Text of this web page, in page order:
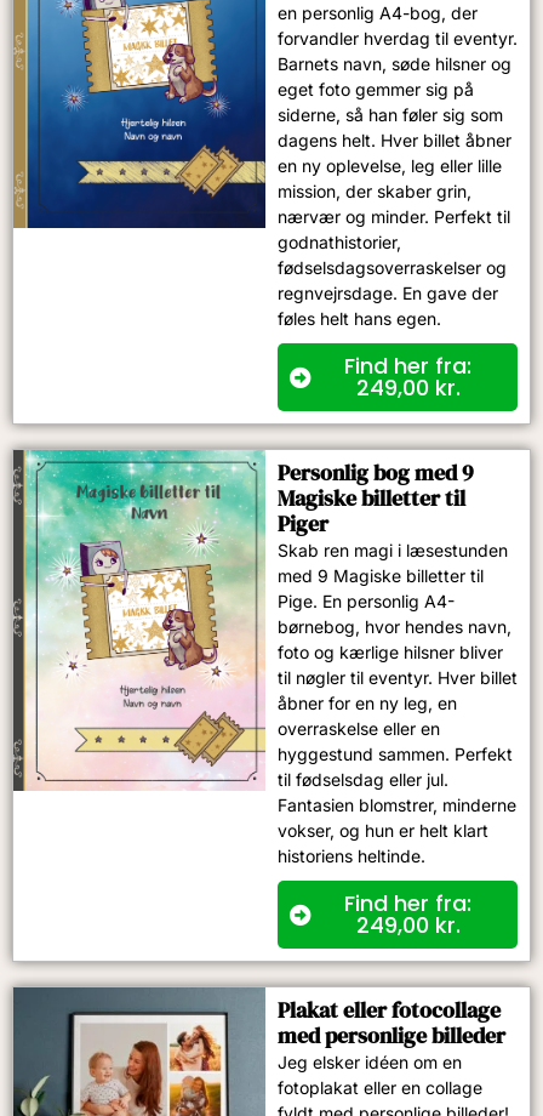
en personlig A4-bog, der
forvandler hverdag til eventyr.
Barnets navn, søde hilsner og
eget foto gemmer sig på
siderne, så han føler sig som
dagens helt. Hver billet åbner
en ny oplevelse, leg eller lille
mission, der skaber grin,
nærvær og minder. Perfekt til
godnathistorier,
fødselsdagsoverraskelser og
regnvejrsdage. En gave der
føles helt hans egen.
Find her fra:
249,00 kr.
Personlig bog med 9
Magiske billetter til
Piger
Skab ren magi i læsestunden
med 9 Magiske billetter til
Pige. En personlig A4-
børnebog, hvor hendes navn,
foto og kærlige hilsner bliver
til nøgler til eventyr. Hver billet
åbner for en ny leg, en
overraskelse eller en
hyggestund sammen. Perfekt
til fødselsdag eller jul.
Fantasien blomstrer, minderne
vokser, og hun er helt klart
historiens heltinde.
Find her fra:
249,00 kr.
Plakat eller fotocollage
med personlige billeder
Jeg elsker idéen om en
fotoplakat eller en collage